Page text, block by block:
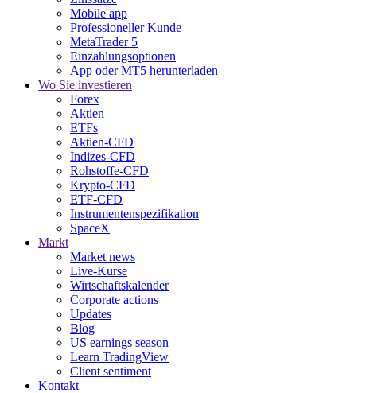
Mobile app
Professioneller Kunde
MetaTrader 5
Einzahlungsoptionen
App oder MT5 herunterladen
Wo Sie investieren
Forex
Aktien
ETFs
Aktien-CFD
Indizes-CFD
Rohstoffe-CFD
Krypto-CFD
ETF-CFD
Instrumentenspezifikation
SpaceX
Markt
Market news
Live-Kurse
Wirtschaftskalender
Corporate actions
Updates
Blog
US earnings season
Learn TradingView
Client sentiment
Kontakt